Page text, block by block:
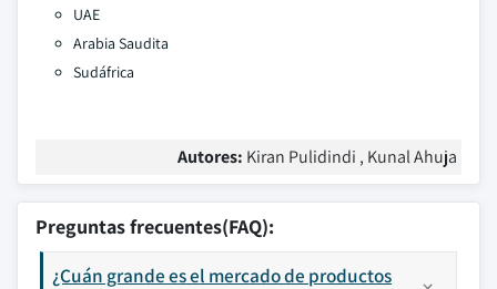
UAE
Arabia Saudita
Sudáfrica
Autores: Kiran Pulidindi , Kunal Ahuja
Preguntas frecuentes(FAQ):
¿Cuán grande es el mercado de productos